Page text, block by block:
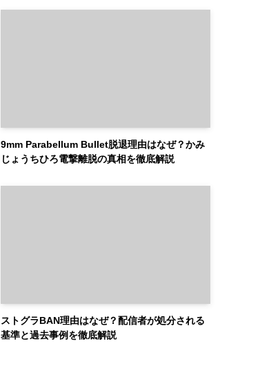
9mm Parabellum Bullet脱退理由はなぜ？かみ
じょうちひろ電撃離脱の真相を徹底解説
ストグラBAN理由はなぜ？配信者が処分される
基準と過去事例を徹底解説